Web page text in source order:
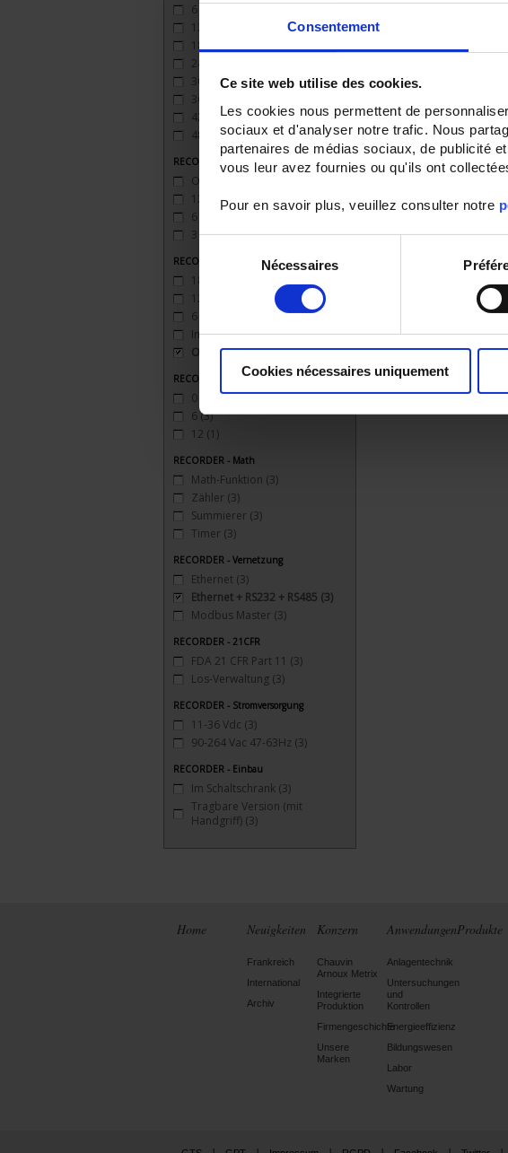
Consentement
Ce site web utilise des cookies.
Les cookies nous permettent de
sociaux et d'analyser notre trafic. Nous
partenaires de médias sociaux, de publicité
vous leur avez fournies ou qu'ils ont
Pour en savoir plus, veuillez consulter notre
consentement
Nécessaires
Cookies nécessaires uniquement
6
12
18
24
30
36
42
48
RECORDER - Relaisausgänge
Ohne
12 Ausgänge
6 Ausgänge
3 Ausgänge(3)
RECORDER - Logikeingänge
18 Eingänge
12 Eingänge
6 Eingänge
Impulseingang 100 Hz(3)
Ohne(3)
RECORDER - Analogausgänge
0
6(3)
12 (1)
RECORDER - Math
Math-Funktion (3)
Zähler (3)
Summierer (3)
Timer (3)
RECORDER - Vernetzung
Ethernet (3)
Ethernet + RS232 + RS485 (3)
Modbus Master (3)
RECORDER - 21CFR
FDA 21 CFR Part 11 (3)
Los-Verwaltung (3)
RECORDER - Stromversorgung
11-36 Vdc (3)
90-264 Vac 47-63Hz (3)
RECORDER - Einbau
Im Schaltschrank (3)
Tragbare Version (mit
Handgriff) (3)
Home Neuigkeiten
Frankreich
International
Archiv
Konzern
Chauvin
Arnoux Metrix
Integrierte
Produktion
Firmengeschichte
Unsere
Marken
Anwendungen
Anlagentechnik
Untersuchungen
und
Kontrollen
Energieeffizienz
Bildungswesen
Labor
Wartung
Produkte